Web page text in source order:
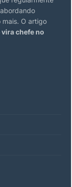
mais. O artigo
vira chefe no